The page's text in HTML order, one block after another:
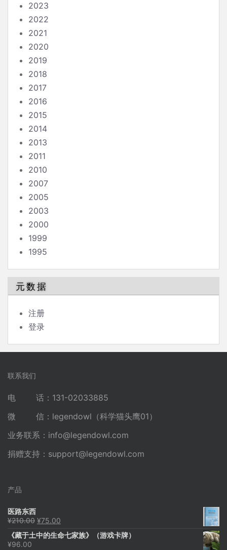
2023
2022
2021
2020
2019
2018
2017
2016
2015
2014
2013
2011
2010
2007
2005
2003
2000
1999
1995
元数据
注册
登录
联系我们
电 话：131-02033885
微 信：legendowl（科学猫头鹰01）
业务联系： info@legendowl.com
捐赠支持： support@legendowl.com
产品
医路东西
¥210.00 原
为：
¥75.00
价
《藏于土中的生命七家族》（游戏卡牌）
¥96.00